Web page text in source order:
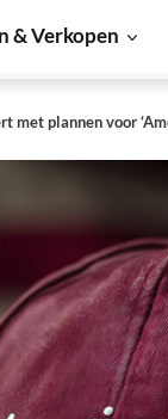
& Verkopen
met plannen voor